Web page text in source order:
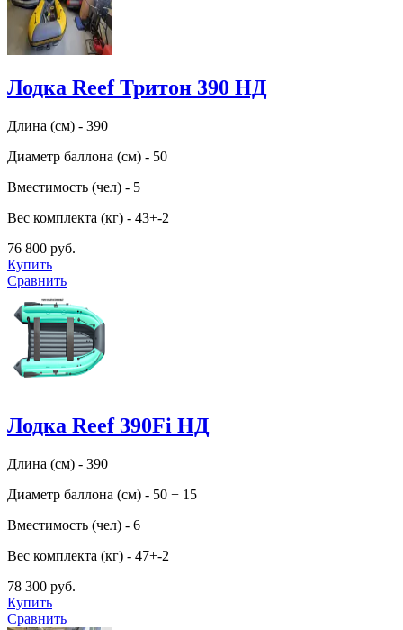
Лодка Reef Тритон 390 НД
Длина (см) - 390
Диаметр баллона (см) - 50
Вместимость (чел) - 5
Вес комплекта (кг) - 43+-2
76 800 руб.
Купить
Сравнить
Лодка Reef 390Fi НД
Длина (см) - 390
Диаметр баллона (см) - 50 + 15
Вместимость (чел) - 6
Вес комплекта (кг) - 47+-2
78 300 руб.
Купить
Сравнить